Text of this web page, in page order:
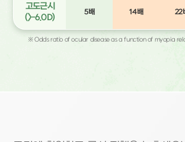
고도근시
(>-6.0D)
5배 14배 22
※ Odds ratio of ocular disease as a function of myopia